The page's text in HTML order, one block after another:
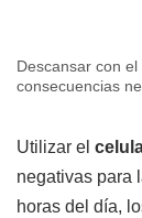
Descansar con
consecuencias
Utilizar el
negativas para
horas del día,